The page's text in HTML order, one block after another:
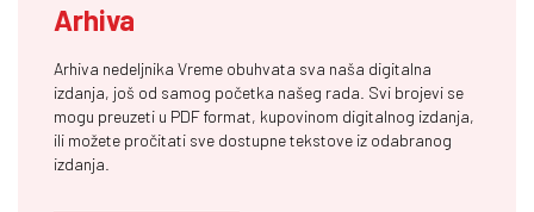
Arhiva
Arhiva nedeljnika Vreme obuhvata sva naša digitalna
izdanja, još od samog početka našeg rada. Svi brojevi se
mogu preuzeti u PDF format, kupovinom digitalnog izdanja,
ili možete pročitati sve dostupne tekstove iz odabranog
izdanja.